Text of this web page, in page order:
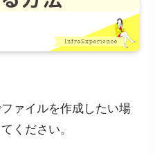
ァイルを作成したい場
ください。